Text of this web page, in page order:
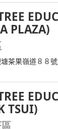
PLAZA)
茶果嶺道８８
TSUI)